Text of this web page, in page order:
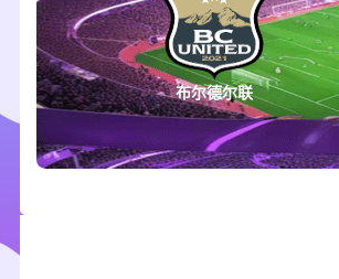
布尔德尔联